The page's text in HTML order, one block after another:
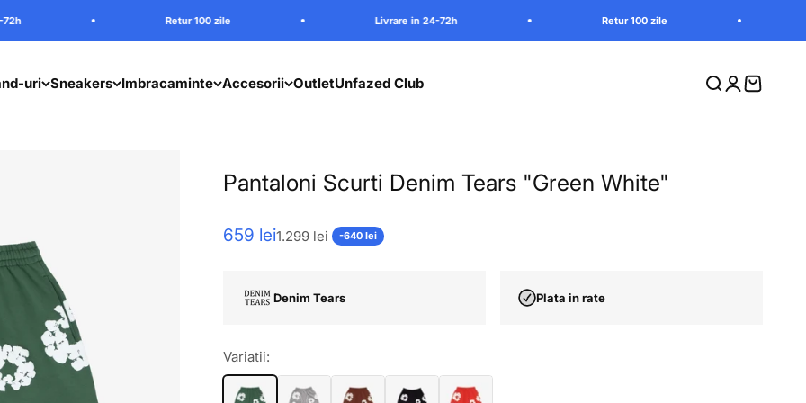
Retur 100 zile Livrare in 24-72h Retur 100 zile Livrare in 24-72h
uri Sneakers Imbracaminte Accesorii OutletUnfazed Club Cauta in
Intra in
Vezi
Pantaloni Scurti Denim Tears "Green White"
Pret redus
659 leiPret normal
1.299 lei -640 lei
Denim Tears Plata in rate
Variatii: